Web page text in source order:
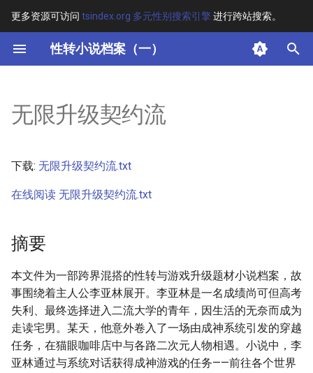
更多资源可访问 tsindex.org 多元性别搜索引擎进行跨站搜索。
性转小说档案（一）
键
开
搜
索
其他信息
正文
无限升级契约流
下载: 无限升级契约流.txt
在线阅读 无限升级契约流.txt
摘要
本文件为一部跨界混搭的性转与游戏升级题材小说档案，故
事围绕着主人公李亚林展开。李亚林是一名成绩尚可但高考
失利、最终选择进入二流大学的青年，因生活的无奈而成为
走读宅男。某天，他意外卷入了一场由成神系统引发的穿越
任务，在猫眼咖啡店中与各路二次元人物相遇。小说中，李
亚林通过与系统对话获得成神游戏的任务——前往各个世界